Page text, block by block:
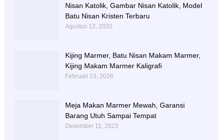
Nisan Katolik, Gambar Nisan Katolik, Model
Batu Nisan Kristen Terbaru
Agustus 12, 2020
Kijing Marmer, Batu Nisan Makam Marmer,
Kijing Makam Marmer Kaligrafi
Februari 23, 2026
Meja Makan Marmer Mewah, Garansi
Barang Utuh Sampai Tempat
Desember 11, 2023